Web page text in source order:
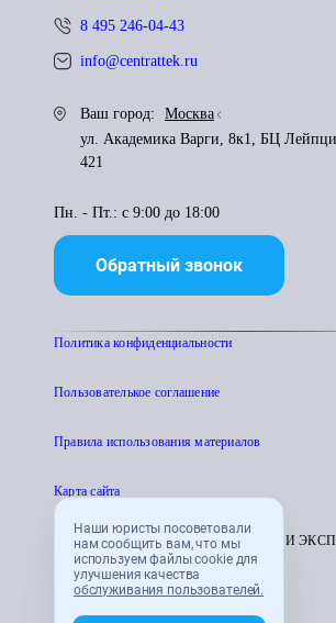
Наши юристы посоветовали
нам сообщить вам, что мы
используем файлы cookie для
улучшения качества
обслуживания пользователей.
8 495 246-04-43
info@centrattek.ru
Ваш город:
Москва
ул. Академика Варги, 8к1, БЦ
421
Пн. - Пт.: с 9:00 до 18:00
Обратный звонок
Политика конфиденциальности
Пользователькое соглашение
Правила использования материалов
Карта сайта
© 1995 - 2026 «ЦЕНТР АТТЕСТАЦИИ И
CENTRATTEK.RU